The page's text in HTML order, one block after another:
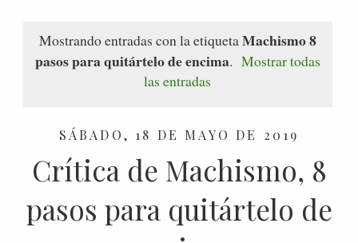
Mostrando entradas con la etiquetaMachismo 8
pasos para quitártelo de encima. Mostrar todas
las entradas
SÁBADO, 18 DE MAYO DE 2019
Crítica de Machismo, 8
pasos para quitártelo de